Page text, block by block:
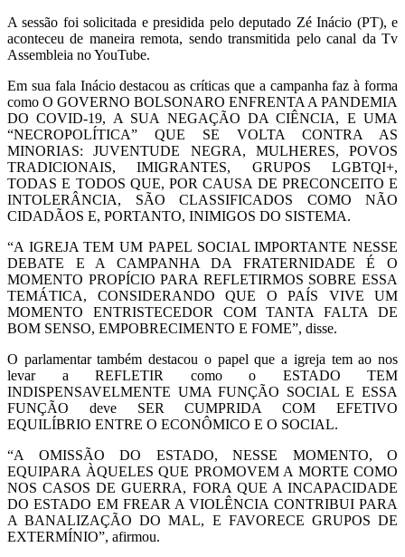
A sessão foi solicitada e presidida pelo deputado Zé Inácio (PT), e
aconteceu de maneira remota, sendo transmitida pelo canal da Tv
Assembleia no YouTube.
Em sua fala Inácio destacou as críticas que a campanha faz à forma
como O GOVERNO BOLSONARO ENFRENTA A PANDEMIA
DO COVID-19, A SUA NEGAÇÃO DA CIÊNCIA, E UMA
“NECROPOLÍTICA” QUE SE VOLTA CONTRA AS
MINORIAS: JUVENTUDE NEGRA, MULHERES, POVOS
TRADICIONAIS, IMIGRANTES, GRUPOS LGBTQI+,
TODAS E TODOS QUE, POR CAUSA DE PRECONCEITO E
INTOLERÂNCIA, SÃO CLASSIFICADOS COMO NÃO
CIDADÃOS E, PORTANTO, INIMIGOS DO SISTEMA.
“A IGREJA TEM UM PAPEL SOCIAL IMPORTANTE NESSE
DEBATE E A CAMPANHA DA FRATERNIDADE É O
MOMENTO PROPÍCIO PARA REFLETIRMOS SOBRE ESSA
TEMÁTICA, CONSIDERANDO QUE O PAÍS VIVE UM
MOMENTO ENTRISTECEDOR COM TANTA FALTA DE
BOM SENSO, EMPOBRECIMENTO E FOME”, disse.
O parlamentar também destacou o papel que a igreja tem ao nos
levar a REFLETIR como o ESTADO TEM
INDISPENSAVELMENTE UMA FUNÇÃO SOCIAL E ESSA
FUNÇÃO deve SER CUMPRIDA COM EFETIVO
EQUILÍBRIO ENTRE O ECONÔMICO E O SOCIAL.
“A OMISSÃO DO ESTADO, NESSE MOMENTO, O
EQUIPARA ÀQUELES QUE PROMOVEM A MORTE COMO
NOS CASOS DE GUERRA, FORA QUE A INCAPACIDADE
DO ESTADO EM FREAR A VIOLÊNCIA CONTRIBUI PARA
A BANALIZAÇÃO DO MAL, E FAVORECE GRUPOS DE
EXTERMÍNIO”, afirmou.